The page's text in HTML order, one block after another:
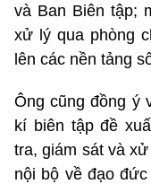
và Ban Biên tập;
xử lý qua phòng
lên các nền tảng
Ông cũng đồng ý
kí biên tập đề
tra, giám sát và
nội bộ về đạo